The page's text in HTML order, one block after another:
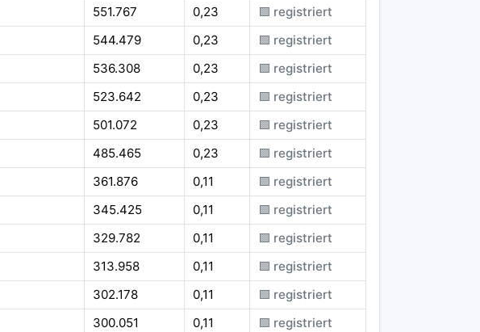
551.767 0,23
🟪 registriert
544.479 0,23
🟪 registriert
536.308 0,23
🟪 registriert
523.642 0,23
🟪 registriert
501.072 0,23
🟪 registriert
485.465 0,23
🟪 registriert
361.876 0,11
🟪 registriert
345.425 0,11
🟪 registriert
329.782 0,11
🟪 registriert
313.958 0,11
🟪 registriert
302.178 0,11
🟪 registriert
300.051 0,11
🟪 registriert